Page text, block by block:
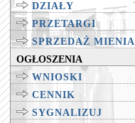
DZIAŁY
PRZETARGI
SPRZEDAŻ MIENIA
OGŁOSZENIA
WNIOSKI
CENNIK
SYGNALIZUJ